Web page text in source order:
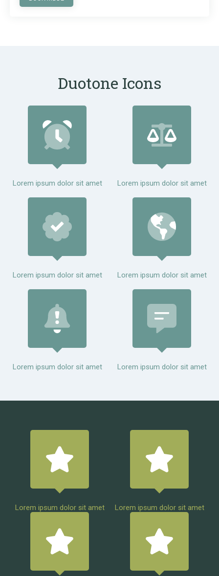
Duotone Icons
Lorem ipsum dolor sit amet Lorem ipsum dolor sit amet
Lorem ipsum dolor sit amet Lorem ipsum dolor sit amet
Lorem ipsum dolor sit amet Lorem ipsum dolor sit amet
Lorem ipsum dolor sit amet Lorem ipsum dolor sit amet